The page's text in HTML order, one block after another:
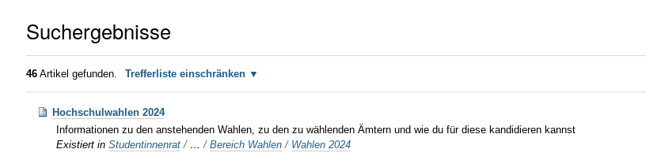
Suchergebnisse
46 Artikel gefunden. Trefferliste einschränken
Hochschulwahlen 2024
Informationen zu den anstehenden Wahlen, zu den zu wählenden Ämtern und wie du für diese kandidieren kannst
Existiert in Studentinnenrat / …/Bereich Wahlen / Wahlen 2024